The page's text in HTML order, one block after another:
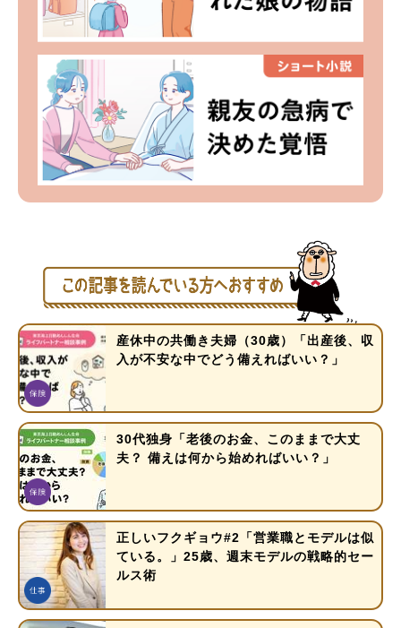
産休中の共働き夫婦（30歳）「出産後、収
入が不安な中でどう備えればいい？」
30代独身「老後のお金、このままで大丈
夫？ 備えは何から始めればいい？」
正しいフクギョウ#2「営業職とモデルは似
ている。」25歳、週末モデルの戦略的セー
ルス術